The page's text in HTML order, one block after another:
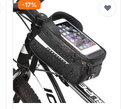
-17% ♥